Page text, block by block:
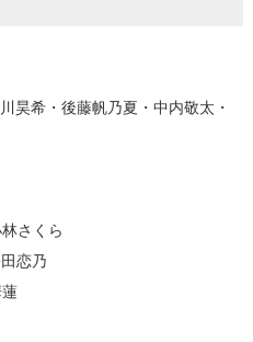
・後藤帆乃夏・中内敬太・
くら
恋乃